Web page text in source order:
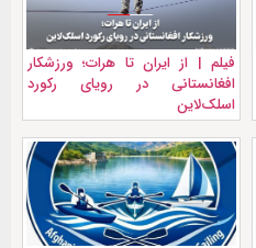
فیلم | از ایران تا هرات؛ ورزشکار
افغانستانی در رویای رکورد
اسلک‌لاین